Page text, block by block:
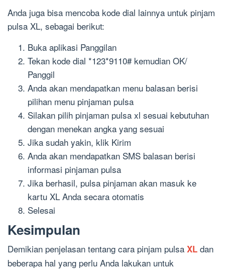
Anda juga bisa mencoba kode dial lainnya untuk pinjam
pulsa XL, sebagai berikut:
Buka aplikasi Panggilan
Tekan kode dial *123*9110# kemudian OK/
Panggil
Anda akan mendapatkan menu balasan berisi
pilihan menu pinjaman pulsa
Silakan pilih pinjaman pulsa xl sesuai kebutuhan
dengan menekan angka yang sesuai
Jika sudah yakin, klik Kirim
Anda akan mendapatkan SMS balasan berisi
informasi pinjaman pulsa
Jika berhasil, pulsa pinjaman akan masuk ke
kartu XL Anda secara otomatis
Selesai
Kesimpulan
Demikian penjelasan tentang cara pinjam pulsa XL dan
beberapa hal yang perlu Anda lakukan untuk